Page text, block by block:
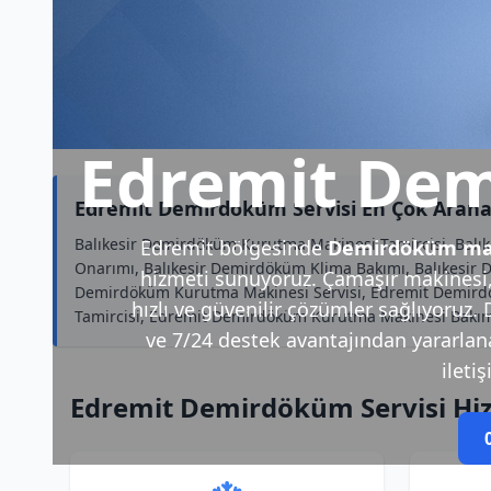
Edremit
Edremit bölgesindeDemirdöküm
hizmeti sunuyoruz. Çamaşır
hızlı ve güvenilir çözümler
ve 7/24 destek avantajından
Edremit Demirdöküm Servisi En Çok
Balıkesir Demirdöküm Kurutma Makinesi Tamircisi,
Onarımı, Balıkesir Demirdöküm Klima Bakımı,
Demirdöküm Kurutma Makinesi Servisi, Edremit
Tamircisi, Edremit Demirdöküm Kurutma Makinesi
Edremit Demirdöküm Servisi